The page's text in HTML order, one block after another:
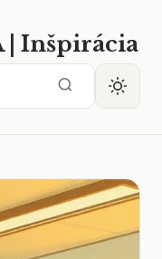
| Inšpirácia